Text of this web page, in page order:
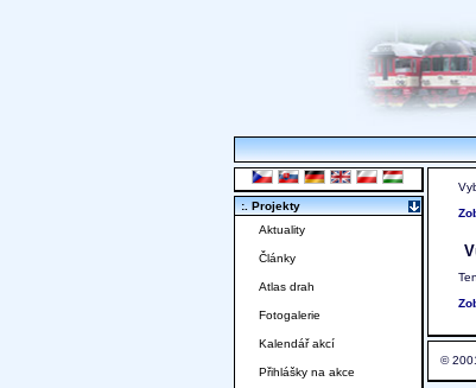
©
:. Projekty
Aktuality
Články
Atlas drah
Fotogalerie
Kalendář akcí
Přihlášky na akce